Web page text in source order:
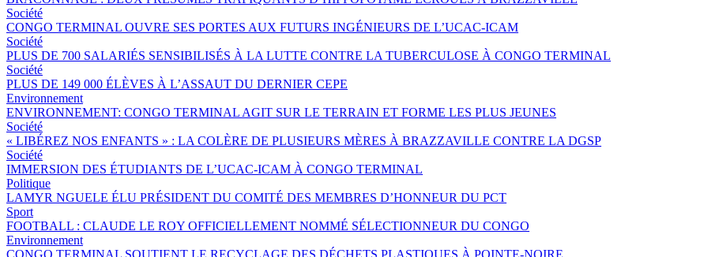
Société
CONGO TERMINAL OUVRE SES PORTES AUX FUTURS INGÉNIEURS DE L’UCAC-ICAM
Société
PLUS DE 700 SALARIÉS SENSIBILISÉS À LA LUTTE CONTRE LA TUBERCULOSE À CONGO TERMINAL
Société
PLUS DE 149 000 ÉLÈVES À L’ASSAUT DU DERNIER CEPE
Environnement
ENVIRONNEMENT: CONGO TERMINAL AGIT SUR LE TERRAIN ET FORME LES PLUS JEUNES
Société
« LIBÉREZ NOS ENFANTS » : LA COLÈRE DE PLUSIEURS MÈRES À BRAZZAVILLE CONTRE LA DGSP
Société
IMMERSION DES ÉTUDIANTS DE L’UCAC-ICAM À CONGO TERMINAL
Politique
LAMYR NGUELE ÉLU PRÉSIDENT DU COMITÉ DES MEMBRES D’HONNEUR DU PCT
Sport
FOOTBALL : CLAUDE LE ROY OFFICIELLEMENT NOMMÉ SÉLECTIONNEUR DU CONGO
Environnement
CONGO TERMINAL SOUTIENT LE RECYCLAGE DES DÉCHETS PLASTIQUES À POINTE-NOIRE